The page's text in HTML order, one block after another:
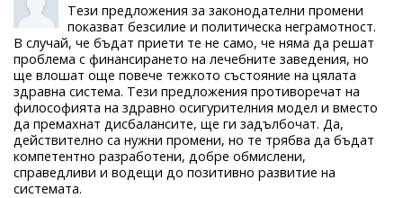
Тези предложения за законодателни промени
показват безсилие и политическа неграмотност.
В случай, че бъдат приети те не само, че няма да решат
проблема с финансирането на лечебните заведения, но
ще влошат още повече тежкото състояние на цялата
здравна система. Тези предложения противоречат на
философията на здравно осигурителния модел и вместо
да премахнат дисбалансите, ще ги задълбочат. Да,
действително са нужни промени, но те трябва да бъдат
компетентно разработени, добре обмислени,
справедливи и водещи до позитивно развитие на
системата.